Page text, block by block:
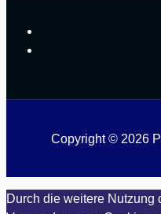
Copyright © 2026
Durch die weitere Nutzung